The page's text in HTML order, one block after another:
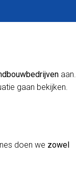
aan.
gaan bekijken.
doen we zowel